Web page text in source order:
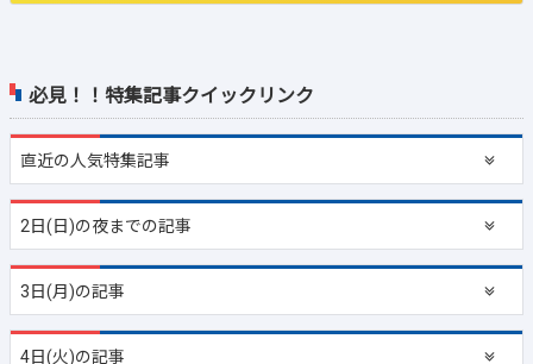
必見！！特集記事クイックリンク
直近の人気特集記事
2日(日)の夜までの記事
3日(月)の記事
4日(火)の記事